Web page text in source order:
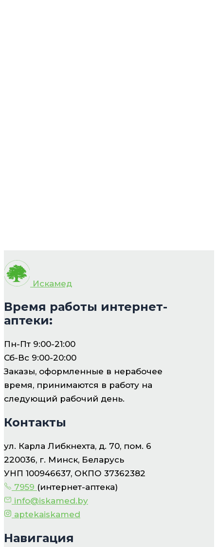
Искамед
Время работы интернет-
аптеки:
Пн-Пт 9:00-21:00
Сб-Вс 9:00-20:00
Заказы, оформленные в нерабочее
время, принимаются в работу на
следующий рабочий день.
Контакты
ул. Карла Либкнехта, д. 70, пом. 6
220036, г. Минск, Беларусь
УНП 100946637, ОКПО 37362382
7959 (интернет-аптека)
info@iskamed.by
aptekaiskamed
Навигация